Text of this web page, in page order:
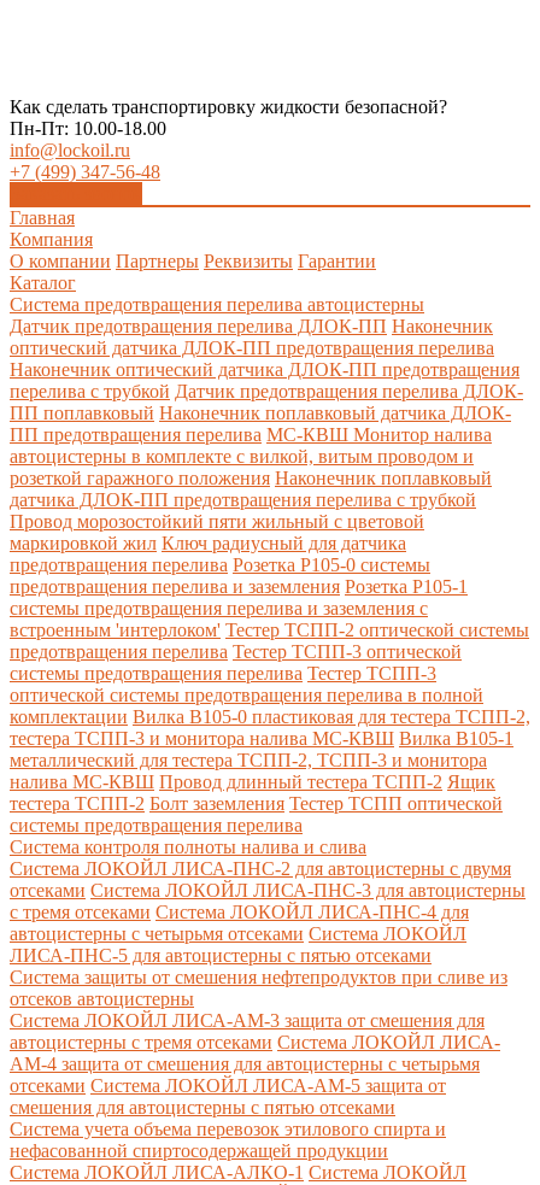
Как сделать транспортировку жидкости безопасной?
Пн-Пт: 10.00-18.00
info@lockoil.ru
+7 (499) 347-56-48
Главная
Компания
О компании Партнеры Реквизиты Гарантии
Каталог
Система предотвращения перелива автоцистерны
Датчик предотвращения перелива ДЛОК-ПП Наконечник
оптический датчика ДЛОК-ПП предотвращения перелива
Наконечник оптический датчика ДЛОК-ПП предотвращения
перелива с трубкой Датчик предотвращения перелива ДЛОК-
ПП поплавковый Наконечник поплавковый датчика ДЛОК-
ПП предотвращения перелива МС-КВШ Монитор налива
автоцистерны в комплекте с вилкой, витым проводом и
розеткой гаражного положения Наконечник поплавковый
датчика ДЛОК-ПП предотвращения перелива с трубкой
Провод морозостойкий пяти жильный с цветовой
маркировкой жил Ключ радиусный для датчика
предотвращения перелива Розетка Р105-0 системы
предотвращения перелива и заземления Розетка Р105-1
системы предотвращения перелива и заземления с
встроенным 'интерлоком' Тестер ТСПП-2 оптической системы
предотвращения перелива Тестер ТСПП-3 оптической
системы предотвращения перелива Тестер ТСПП-3
оптической системы предотвращения перелива в полной
комплектации Вилка В105-0 пластиковая для тестера ТСПП-2,
тестера ТСПП-3 и монитора налива МС-КВШ Вилка В105-1
металлический для тестера ТСПП-2, ТСПП-3 и монитора
налива МС-КВШ Провод длинный тестера ТСПП-2 Ящик
тестера ТСПП-2 Болт заземления Тестер ТСПП оптической
системы предотвращения перелива
Cистема контроля полноты налива и слива
Система ЛОКОЙЛ ЛИСА-ПНС-2 для автоцистерны с двумя
отсеками Система ЛОКОЙЛ ЛИСА-ПНС-3 для автоцистерны
с тремя отсеками Система ЛОКОЙЛ ЛИСА-ПНС-4 для
автоцистерны с четырьмя отсеками Система ЛОКОЙЛ
ЛИСА-ПНС-5 для автоцистерны с пятью отсеками
Система защиты от смешения нефтепродуктов при сливе из
отсеков автоцистерны
Система ЛОКОЙЛ ЛИСА-AM-3 защита от смешения для
автоцистерны с тремя отсеками Система ЛОКОЙЛ ЛИСА-
AM-4 защита от смешения для автоцистерны с четырьмя
отсеками Система ЛОКОЙЛ ЛИСА-AM-5 защита от
смешения для автоцистерны с пятью отсеками
Система учета объема перевозок этилового спирта и
нефасованной спиртосодержащей продукции
Система ЛОКОЙЛ ЛИСА-AЛКО-1 Система ЛОКОЙЛ